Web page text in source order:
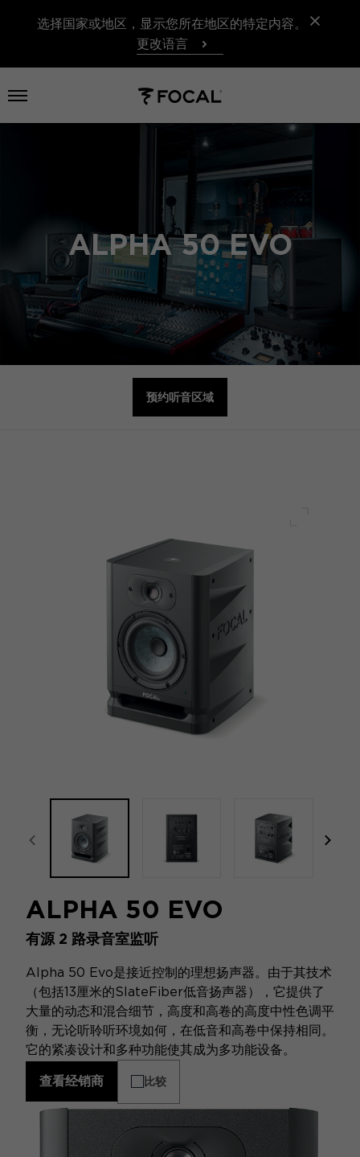
选择国家或地区，显示您所在地区的特定内容。
更改语言
打开菜单
ALPHA 50 EVO
预约听音区域
focal-naim-frontent::misc.prev_label
ALPHA 50 EVO
有源 2 路录音室监听
Alpha 50 Evo是接近控制的理想扬声器。由于其技术
（包括13厘米的SlateFiber低音扬声器），它提供了
大量的动态和混合细节，高度和高卷的高度中性色调平
衡，无论听聆听环境如何，在低音和高卷中保持相同。
它的紧凑设计和多种功能使其成为多功能设备。
查看经销商 比较